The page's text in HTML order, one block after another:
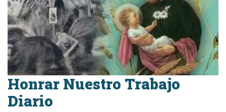
Honrar Nuestro Trabajo
Diario